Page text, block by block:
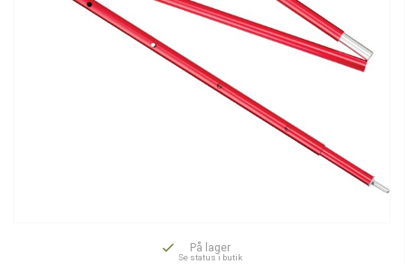
På lager
Se status i butik